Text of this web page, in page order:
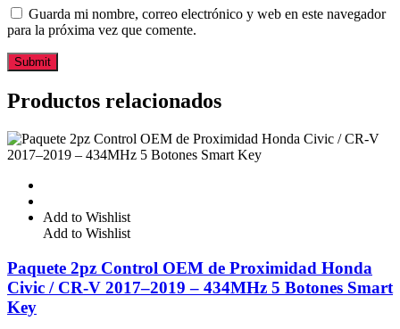
Guarda mi nombre, correo electrónico y web en este navegador
para la próxima vez que comente.
Productos relacionados
Add to Wishlist
Add to Wishlist
Paquete 2pz Control OEM de Proximidad Honda
Civic / CR-V 2017–2019 – 434MHz 5 Botones Smart
Key